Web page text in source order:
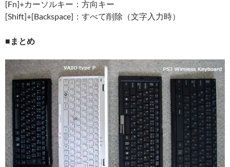
[Fn]+カーソルキー：方向キー
[Shift]+[Backspace]：すべて削除（文字入力時）
■まとめ